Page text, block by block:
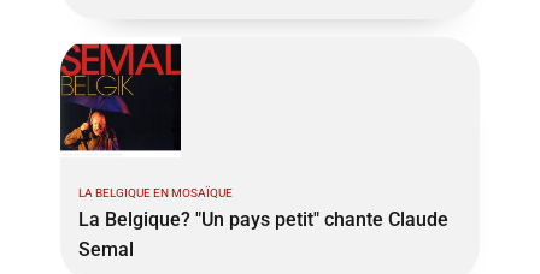
LA BELGIQUE EN MOSAÏQUE
La Belgique? "Un pays petit" chante Claude
Semal